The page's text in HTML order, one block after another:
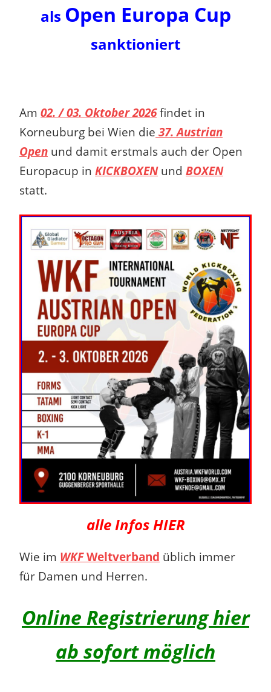
als Open Europa Cup
sanktioniert
Am 02. / 03. Oktober 2026findet in
Korneuburg bei Wien die 37. Austrian
Open und damit erstmals auch der Open
Europacup in KICKBOXENund BOXEN
statt.
alle Infos HIER
Wie im WKFWeltverband üblich immer
für Damen und Herren.
Online Registrierung hier
ab sofort möglich